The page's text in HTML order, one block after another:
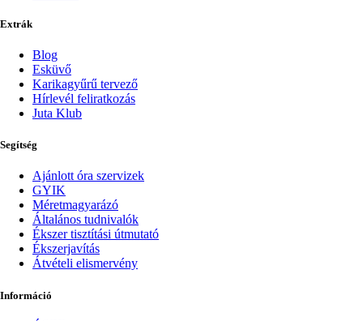
Extrák
Blog
Esküvő
Karikagyűrű tervező
Hírlevél feliratkozás
Juta Klub
Segítség
Ajánlott óra szervizek
GYIK
Méretmagyarázó
Általános tudnivalók
Ékszer tisztítási útmutató
Ékszerjavítás
Átvételi elismervény
Információ